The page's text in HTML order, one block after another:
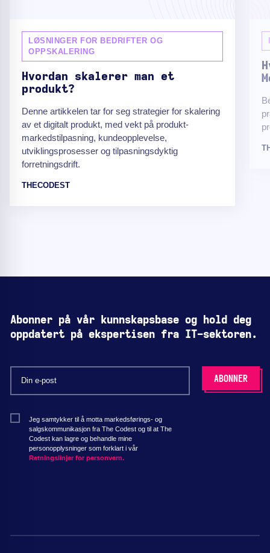
LØSNINGER FOR BEDRIFTER OG
OPPSKALERING
Hvordan skalerer man et
produkt?
Denne artikkelen tar for seg strategier for skalering
av et digitalt produkt, med vekt på produkt-
markedstilpasning, kundeopplevelse,
utviklingsprosesser og tilpasningsdyktig
forretningsdrift.
THECODEST
Abonner på vår kunnskapsbase og hold deg
oppdatert på ekspertisen fra IT-sektoren.
Jeg samtykker til å motta markedsførings- og
salgskommunikasjon fra The Codest og til at The
Codest kan lagre og behandle mine
personopplysninger som forklart i vår
Retningslinjer for personvern.